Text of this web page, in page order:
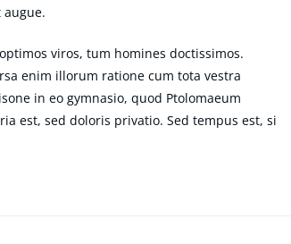
viros, tum homines doctissimos.
enim illorum ratione cum tota vestra
in eo gymnasio, quod Ptolomaeum
est, sed doloris privatio. Sed tempus est, si